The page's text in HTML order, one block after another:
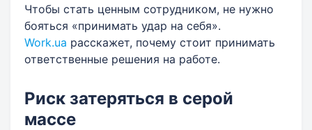
Чтобы стать ценным сотрудником, не нужно
бояться «принимать удар на себя».
Work.ua расскажет, почему стоит принимать
ответственные решения на работе.
Риск затеряться в серой
массе